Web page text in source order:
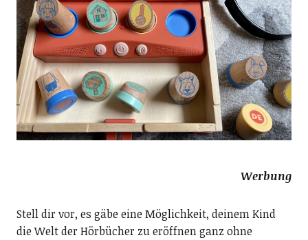
Werbung
Stell dir vor, es gäbe eine Möglichkeit, deinem Kind
die Welt der Hörbücher zu eröffnen ganz ohne